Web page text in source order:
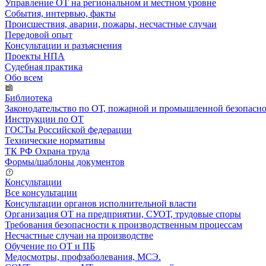
Управление ОТ на региональном и местном уровне
События, интервью, факты
Происшествия, аварии, пожары, несчастные случаи
Передовой опыт
Консультации и разъяснения
Проекты НПА
Судебная практика
Обо всем
Библиотека
Законодательство по ОТ, пожарной и промышленной
Инструкции по ОТ
ГОСТы Российской федерации
Технические нормативы
ТК РФ Охрана труда
Формы/шаблоны документов
Консультации
Все консультации
Консультации органов исполнительной власти
Организация ОТ на предприятии, СУОТ, трудовые споры
Требования безопасности к производственным процессам
Несчастные случаи на производстве
Обучение по ОТ и ПБ
Медосмотры, профзаболевания, МСЭ.